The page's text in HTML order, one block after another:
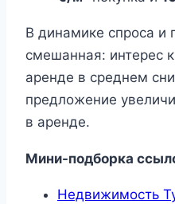
В динамике спроса и
смешанная: интерес
аренде в среднем
предложение
в аренде.
Мини-подборка
Недвижимость